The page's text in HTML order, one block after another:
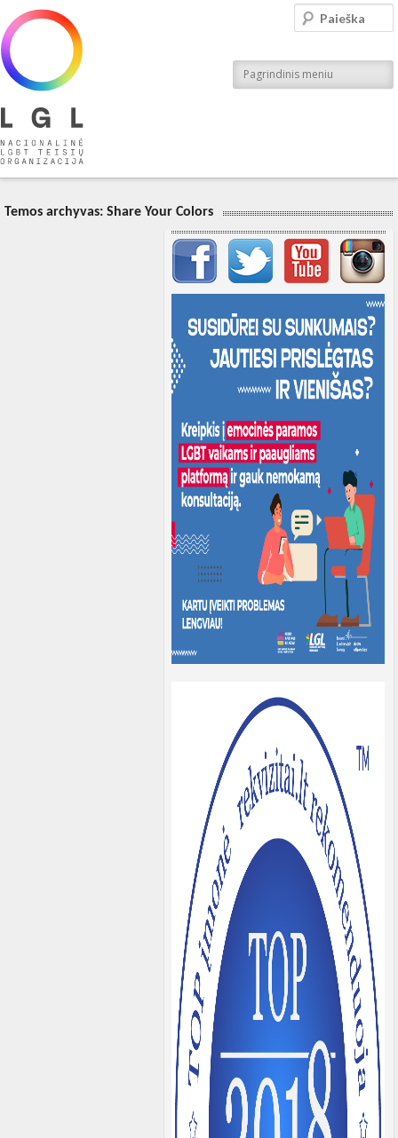
Nacionalinė LGBT teisių organizacija
Pagrindinis meniu
Paieška
Temos archyvas: Share Your Colors
Svarbių įrašų meniu